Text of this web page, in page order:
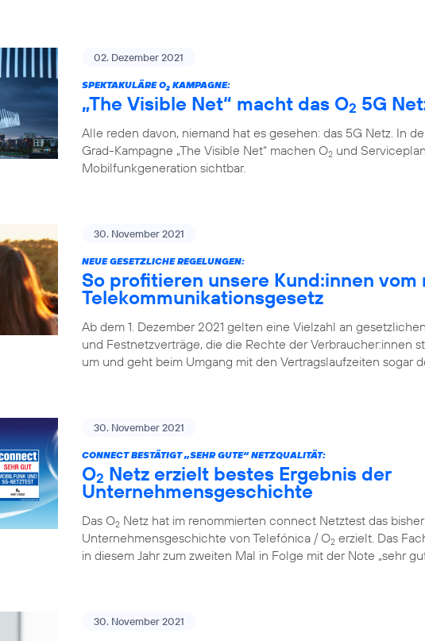
02. Dezember 2021
SPEKTAKULÄRE O2 KAMPAGNE:
„The Visible Net“ macht das O2 5G
Alle reden davon, niemand hat es gesehen: das 5G Netz. In
Grad-Kampagne „The Visible Net“ machen O2 und
Mobilfunkgeneration sichtbar.
30. November 2021
NEUE GESETZLICHE REGELUNGEN:
So profitieren unsere Kund:innen vom
Telekommunikationsgesetz
Ab dem 1. Dezember 2021 gelten eine Vielzahl an
und Festnetzverträge, die die Rechte der Verbraucher:innen
um und geht beim Umgang mit den Vertragslaufzeiten sogar
30. November 2021
CONNECT BESTÄTIGT „SEHR GUTE“ NETZQUALITÄT:
O2 Netz erzielt bestes Ergebnis der
Unternehmensgeschichte
Das O2 Netz hat im renommierten connect Netztest das
Unternehmensgeschichte von Telefónica / O2 erzielt. Das
in diesem Jahr zum zweiten Mal in Folge mit der Note „sehr
30. November 2021